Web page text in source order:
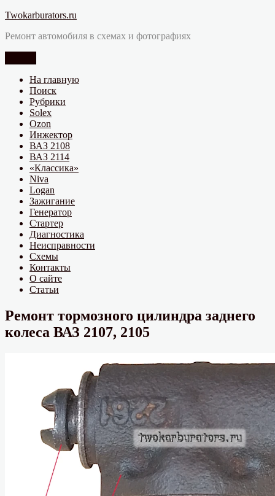
Перейти
содержимому
Twokarburators.ru
Ремонт автомобиля в схемах и фотографиях
На главную
Поиск
Рубрики
Solex
Ozon
Инжектор
ВАЗ 2108
ВАЗ 2114
«Классика»
Niva
Logan
Зажигание
Генератор
Стартер
Диагностика
Неисправности
Схемы
Контакты
О сайте
Статьи
Ремонт тормозного цилиндра заднего
колеса ВАЗ 2107, 2105